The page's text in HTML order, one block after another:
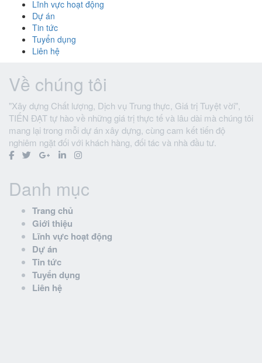
Lĩnh vực hoạt động
Dự án
Tin tức
Tuyển dụng
Liên hệ
Về chúng tôi
"Xây dựng Chất lượng, Dịch vụ Trung thực, Giá trị Tuyệt vời",
TIẾN ĐẠT tự hào về những giá trị thực tế và lâu dài mà chúng tôi
mang lại trong mỗi dự án xây dựng, cùng cam kết tiến độ
nghiêm ngặt đối với khách hàng, đối tác và nhà đầu tư.
Danh mục
Trang chủ
Giới thiệu
Lĩnh vực hoạt động
Dự án
Tin tức
Tuyển dụng
Liên hệ